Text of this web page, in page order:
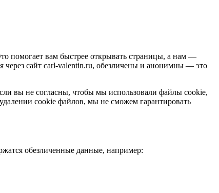
помогает вам быстрее открывать страницы, а нам —
через сайт carl-valentin.ru, обезличены и анонимны — это
вы не согласны, чтобы мы использовали файлы cookie,
cookie файлов, мы не сможем гарантировать
обезличенные данные, например: